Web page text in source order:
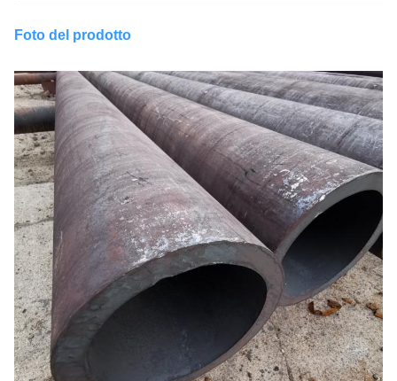
Foto del prodotto